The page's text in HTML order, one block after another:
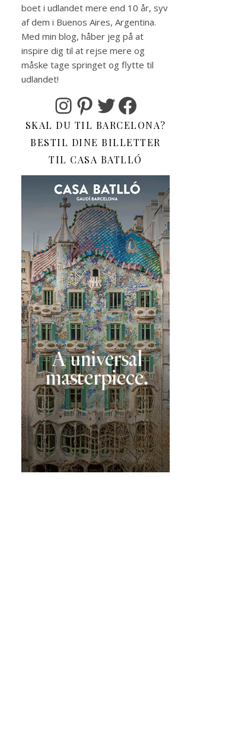
boet i udlandet mere end 10 år, syv
af dem i Buenos Aires, Argentina.
Med min blog, håber jeg på at
inspire dig til at rejse mere og
måske tage springet og flytte til
udlandet!
InstagramPinterestTwitterFacebook
SKAL DU TIL BARCELONA?
BESTIL DINE BILLETTER
TIL CASA BATLLÓ